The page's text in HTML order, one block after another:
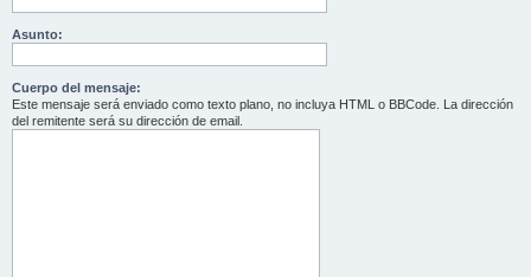
Asunto:
Cuerpo del mensaje:
Este mensaje será enviado como texto plano, no incluya HTML o BBCode. La dirección
del remitente será su dirección de email.